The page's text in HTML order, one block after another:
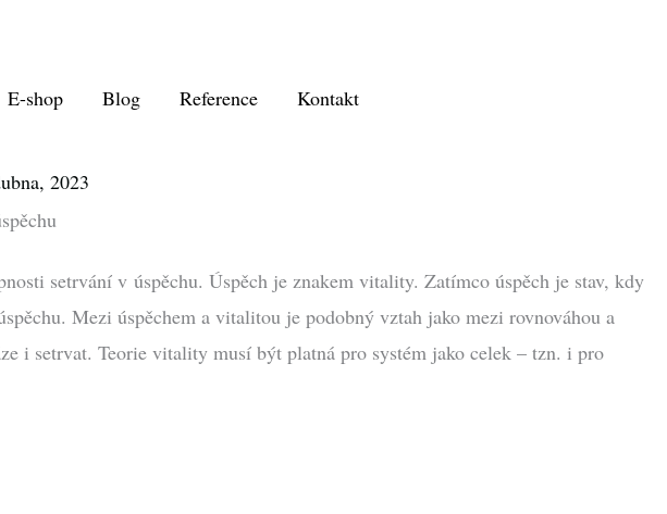
E-shop Blog Reference
Kontakt
2023
setrvání v úspěchu. Úspěch je znakem vitality. Zatímco úspěch je stav, kdy
Mezi úspěchem a vitalitou je podobný vztah jako mezi rovnováhou a
i setrvat. Teorie vitality musí být platná pro systém jako celek – tzn. i pro